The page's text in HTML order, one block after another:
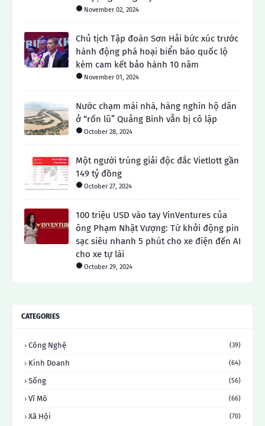
November 02, 2024
Chủ tịch Tập đoàn Sơn Hải bức xúc trước
hành động phá hoại biển báo quốc lộ
kèm cam kết bảo hành 10 năm
November 01, 2024
Nước chạm mái nhà, hàng nghìn hộ dân
ở “rốn lũ” Quảng Bình vẫn bị cô lập
October 28, 2024
Một người trúng giải độc đắc Vietlott gần
149 tỷ đồng
October 27, 2024
100 triệu USD vào tay VinVentures của
ông Phạm Nhật Vượng: Từ khởi động pin
sạc siêu nhanh 5 phút cho xe điện đến AI
cho xe tự lái
October 29, 2024
CATEGORIES
Công Nghệ (39)
Kinh Doanh (64)
Sống (56)
Vĩ Mô (66)
Xã Hội (70)